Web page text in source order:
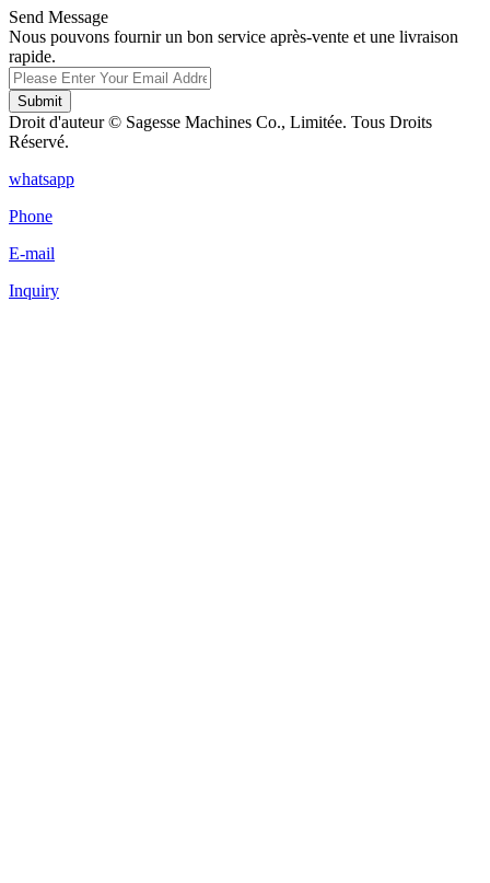
Send Message
Nous pouvons fournir un bon service après-vente et une livraison
rapide.
Submit
Droit d'auteur © Sagesse Machines Co., Limitée. Tous Droits
Réservé.
whatsapp
Phone
E-mail
Inquiry